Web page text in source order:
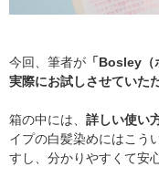
今回、筆者が 「Bosley
実際にお試しさせていた
箱の中には、 詳しい使い
イプの白髪染めにはこう
すし、分かりやすくて安